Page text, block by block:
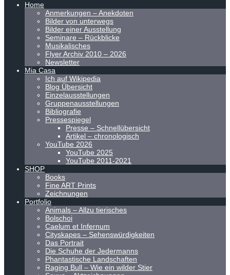
Home
Anmerkungen – Anekdoten
Bilder von unterwegs
Bilder einer Ausstellung
Seminare – Rückblicke
Musikalisches
Flyer Archiv 2010 – 2026
Newsletter
Mia Casa
Ich auf Wikipedia
Blog Übersicht
Einzelausstellungen
Gruppenausstellungen
Bibliografie
Pressespiegel
Presse – Schnellübersicht
Artikel – chronologisch
YouTube 2026
YouTube 2025
YouTube 2011-2021
SHOP
Books
Fine ART Prints
Zeichnungen
Portfolio
Animals – Allzu tierisches
Bolschoi
Caelum et Infernum
Cityskapes – Sehenswürdigkeiten
Das Portrait
Die Schuhe der Jedermanns
Phantastische Landschaften
Raging Bull – Wie ein wilder Stier